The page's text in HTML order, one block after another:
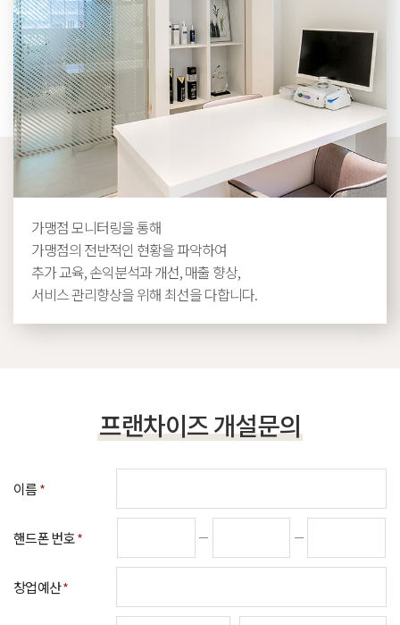
가맹점 모니터링을 통해
가맹점의 전반적인 현황을 파악하여
추가 교육, 손익분석과 개선, 매출 향상,
서비스 관리향상을 위해 최선을 다합니다.
프랜차이즈 개설문의
이름*
핸드폰 번호*
창업예산*